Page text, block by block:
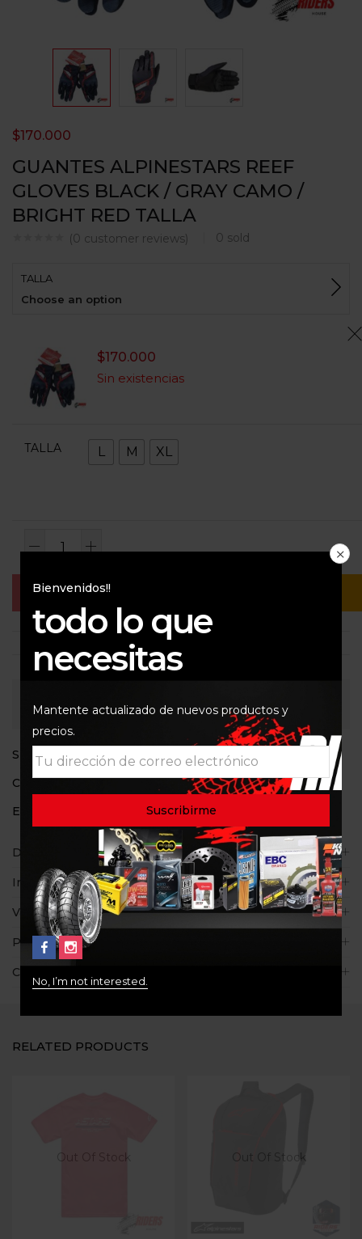
GUANTES ALPINESTARS REEF
GLOVES BLACK / GRAY CAMO /
BRIGHT RED TALLA
(0 customer reviews) 0 sold
$170.000
TALLA
Choose an option
$170.000
Sin existencias
TALLA L M XL
Añadir Al Carrito
Consultar
SKU:8059347010199
Categorías: Guantes,Ropa y Accesorios
Etiquetas:
Guantes,Reef
Descripción
Información adicional
Valoraciones (0)
Políticas de la tienda
Consultas
RELATED PRODUCTS
Out Of Stock Out Of Stock
Bienvenidos!!
todo lo que
necesitas
Mantente actualizado de nuevos productos y
precios.
No, I’m not interested.